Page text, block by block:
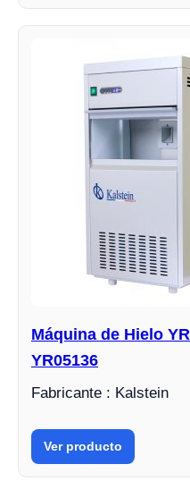
Máquina de Hielo
YR05136
Fabricante : Kalstein
Ver producto